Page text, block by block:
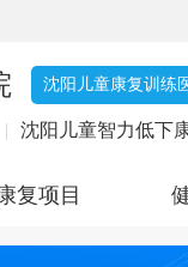
沈阳儿童康复训练
| 沈阳儿童智力低下
复项目